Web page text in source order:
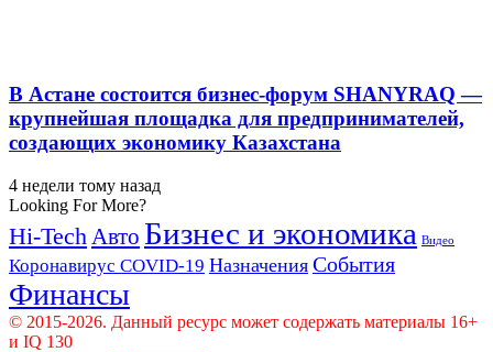
В Астане состоится бизнес-форум SHANYRAQ —
крупнейшая площадка для предпринимателей,
создающих экономику Казахстана
4 недели тому назад
Looking For More?
Hi-Tech Авто Бизнес и экономика Видео
Коронавирус COVID-19 Назначения События
Финансы
© 2015-2026. Данный ресурс может содержать материалы 16+
и IQ 130